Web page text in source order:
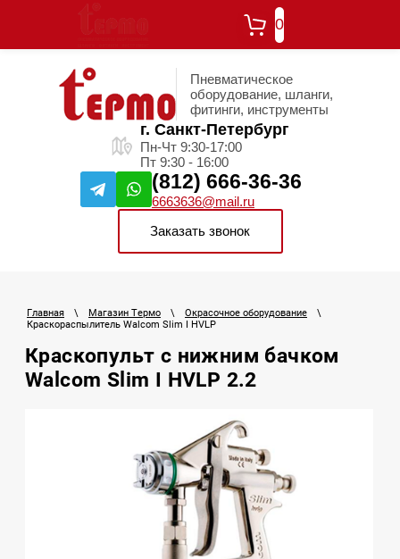
0
Пневматическое
оборудование, шланги,
фитинги, инструменты
г. Санкт-Петербург
Пн-Чт 9:30-17:00
Пт 9:30 - 16:00
(812) 666-36-36
6663636@mail.ru
Заказать звонок
Главная \ Магазин Термо \ Окрасочное оборудование
\
Краскораспылитель Walcom Slim I HVLP
Краскопульт с нижним бачком
Walcom Slim I HVLP 2.2